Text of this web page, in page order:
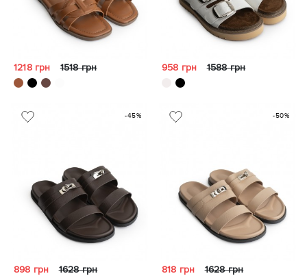
1218 грн 1518 грн 958 грн 1588 грн
-45%
898 грн 1628 грн
-50%
818 грн 1628 грн